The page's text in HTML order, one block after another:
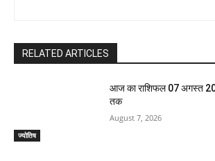
RELATED ARTICLES
ज्योतिष
आज का राशिफल 07 अगस्त
तक
August 7, 2026